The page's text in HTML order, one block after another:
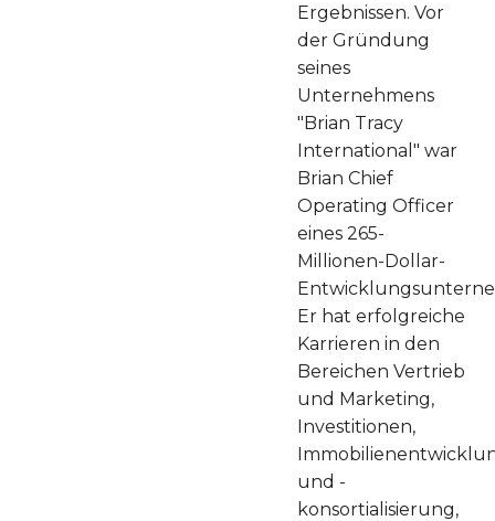
Ergebnissen. Vor
der Gründung
seines
Unternehmens
"Brian Tracy
International" war
Brian Chief
Operating Officer
eines 265-
Millionen-Dollar-
Er hat erfolgreiche
Karrieren in den
Bereichen Vertrieb
und Marketing,
Investitionen,
und -
konsortialisierung,